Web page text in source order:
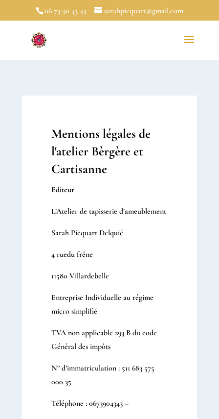
06 73 90 43 43 sarahpicquart@gmail.com
Mentions légales de
l'atelier Bèrgère et
Cartisanne
Editeur
L’Atelier de tapisserie d’ameublement
Sarah Picquart Delquié
4 ruedu frêne
11580 Villardebelle
Entreprise Individuelle au régime
micro simplifié
TVA non applicable 293 B du code
Général des impôts
N° d’immatriculation : 511 683 575
000 35
Téléphone : 0673904343 –